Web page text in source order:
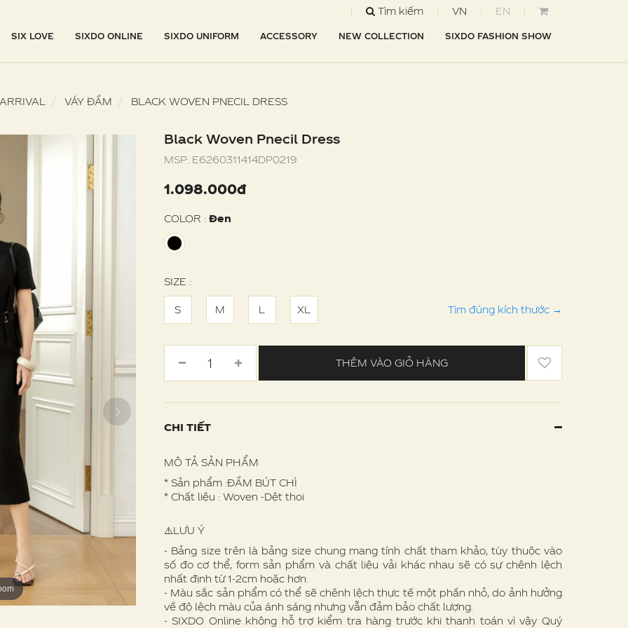
Tìm kiếm VN EN
SIX LOVE SIXDO ONLINE SIXDO UNIFORM ACCESSORY NEW COLLECTION SIXDO FASHION SHOW
VÁY ĐẦM BLACK WOVEN PNECIL DRESS
Black Woven Pnecil Dress
MSP: E6260311414DP0219
1.098.000đ
COLOR : Đen
SIZE :
S M L XL Tìm đúng kích thước →
THÊM VÀO GIỎ HÀNG
CHI TIẾT
MÔ TẢ SẢN PHẨM
* Sản phẩm :ĐẦM BÚT CHÌ
* Chất liệu : Woven -Dệt thoi
⚠️LƯU Ý
- Bảng size trên là bảng size chung mang tính chất tham khảo, tùy thuộc vào
số đo cơ thể, form sản phẩm và chất liệu vải khác nhau sẽ có sự chênh lệch
nhất định từ 1-2cm hoặc hơn.
- Màu sắc sản phẩm có thể sẽ chênh lệch thực tế một phần nhỏ, do ảnh hưởng
về độ lệch màu của ánh sáng nhưng vẫn đảm bảo chất lượng.
- SIXDO Online không hỗ trợ kiểm tra hàng trước khi thanh toán vì vậy Quý